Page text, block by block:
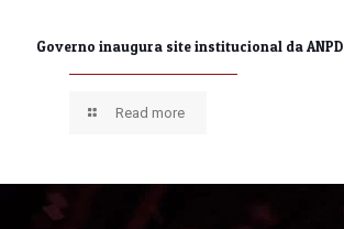
Governo inaugura site institucional da ANPD
Read more